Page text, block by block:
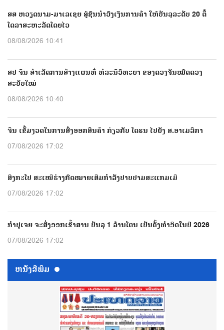
ສສ ຫວຽດນາມ-ມາເລເຊຍ ສູ້ຊົນນຳວົງເງິນການຄ້າ ໃຫ້ບັນລຸລະດັບ 20 ຕື້
ໂດລາສະຫະລັດໂດຍໄວ
08/08/2026 10:41
ສປ ຈີນ ສຳເລັດການສ້າງແຜນທີ່ ທໍລະນີວິທະຍາ ຂອງດວງຈັນໝົດດວງ
ສະບັບໃໝ່
08/08/2026 10:40
ຈີນ ເຂັ້ມງວດໃນການສົ່ງອອກສິນຄ້າ ກ່ຽວກັບ ໂດຣນ ໄປຍັງ ສ.ອາເມລິກາ
07/08/2026 17:02
ສິງກະໂປ ສະເໜີຮ່າງກົດໝາຍເສີມກຳລັງປາບປາມສະແກມເມີ
07/08/2026 17:02
ກຳປູເຈຍ ຈະສົ່ງອອກເຂົ້າສານ ບັນລຸ 1 ລ້ານໂຕນ ເປັນຄັ້ງທຳອິດໃນປີ 2026
07/08/2026 17:02
ຫນ້ັງສືພິມ